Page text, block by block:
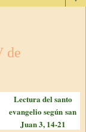
de
Lectura del santo
evangelio según san
Juan 3, 14-21